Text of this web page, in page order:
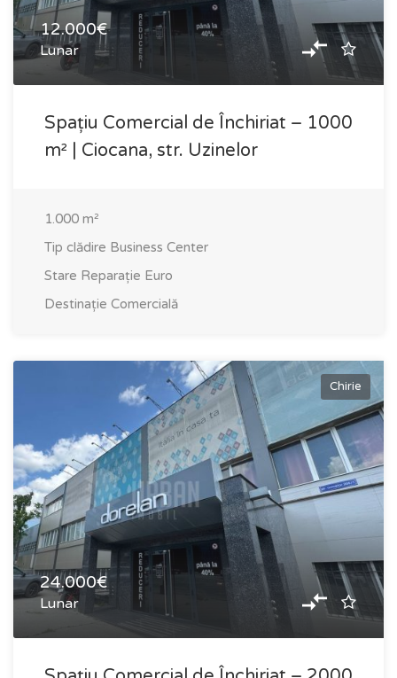
12.000€
Lunar
Spațiu Comercial de Închiriat – 1000
m² | Ciocana, str. Uzinelor
1.000 m²
Tip clădire Business Center
Stare Reparație Euro
Destinație Comercială
Chirie
24.000€
Lunar